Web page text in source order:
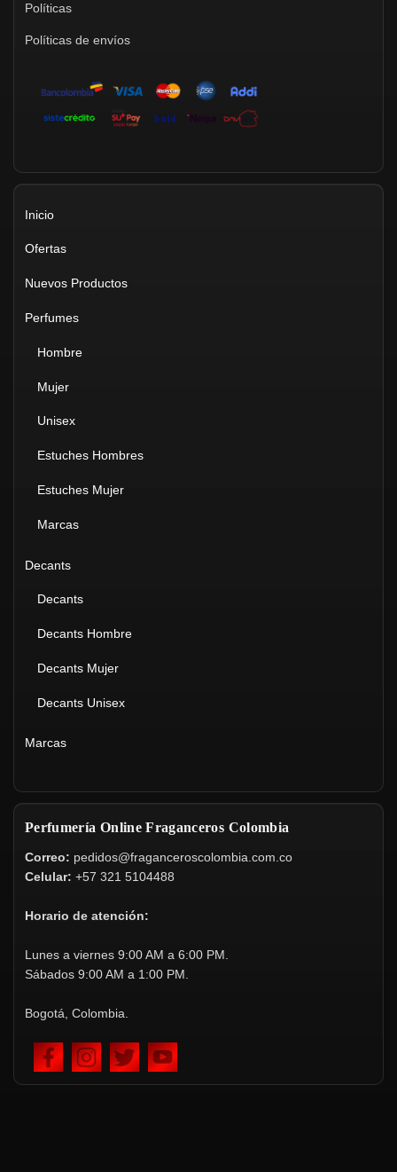
Políticas
Políticas de envíos
Inicio
Ofertas
Nuevos Productos
Perfumes
Hombre
Mujer
Unisex
Estuches Hombres
Estuches Mujer
Marcas
Decants
Decants
Decants Hombre
Decants Mujer
Decants Unisex
Marcas
Perfumería Online Fraganceros Colombia
Correo: pedidos@fraganceroscolombia.com.co
Celular: +57 321 5104488
Horario de atención:
Lunes a viernes 9:00 AM a 6:00 PM.
Sábados 9:00 AM a 1:00 PM.
Bogotá, Colombia.